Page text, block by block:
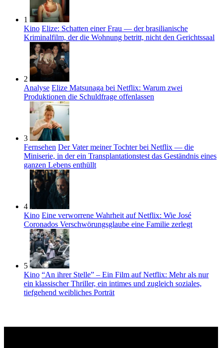
1
Kino Elize: Schatten einer Frau — der brasilianische
Kriminalfilm, der die Wohnung betritt, nicht den Gerichtssaal
2
Analyse Elize Matsunaga bei Netflix: Warum zwei
Produktionen die Schuldfrage offenlassen
3
Fernsehen Der Vater meiner Tochter bei Netflix — die
Miniserie, in der ein Transplantationstest das Geständnis eines
ganzen Lebens enthüllt
4
Kino Eine verworrene Wahrheit auf Netflix: Wie José
Coronados Verschwörungsglaube eine Familie zerlegt
5
Kino “An ihrer Stelle” – Ein Film auf Netflix: Mehr als nur
ein klassischer Thriller, ein intimes und zugleich soziales,
tiefgehend weibliches Porträt